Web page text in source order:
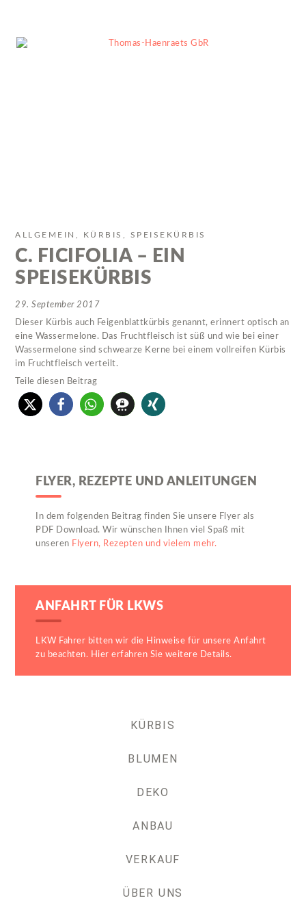
ALLGEMEIN KÜRBIS SPEISEKÜRBIS
C. FICIFOLIA – EIN
SPEISEKÜRBIS
29. September 2017
Dieser Kürbis auch Feigenblattkürbis genannt, erinnert optisch an
eine Wassermelone. Das Fruchtfleisch ist süß und wie bei einer
Wassermelone sind schwearze Kerne bei einem vollreifen Kürbis
im Fruchtfleisch verteilt.
Teile diesen Beitrag
FLYER, REZEPTE UND ANLEITUNGEN
In dem folgenden Beitrag finden Sie unsere Flyer als
PDF Download. Wir wünschen Ihnen viel Spaß mit
unseren Flyern, Rezepten und vielem mehr.
ANFAHRT FÜR LKWS
LKW Fahrer bitten wir die Hinweise für unsere Anfahrt
zu beachten. Hier erfahren Sie weitere Details.
KÜRBIS
BLUMEN
DEKO
ANBAU
VERKAUF
ÜBER UNS